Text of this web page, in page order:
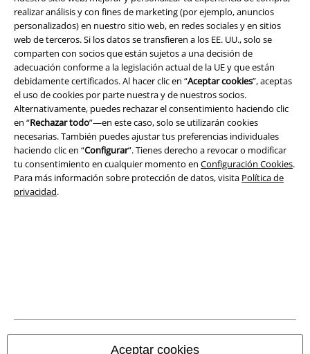
realizar análisis y con fines de marketing (por ejemplo, anuncios
personalizados) en nuestro sitio web, en redes sociales y en sitios
web de terceros. Si los datos se transfieren a los EE. UU., solo se
comparten con socios que están sujetos a una decisión de
adecuación conforme a la legislación actual de la UE y que están
debidamente certificados. Al hacer clic en “Aceptar cookies”, aceptas
el uso de cookies por parte nuestra y de nuestros socios.
Alternativamente, puedes rechazar el consentimiento haciendo clic
en “Rechazar todo”—en este caso, solo se utilizarán cookies
necesarias. También puedes ajustar tus preferencias individuales
haciendo clic en “Configurar”. Tienes derecho a revocar o modificar
tu consentimiento en cualquier momento en Configuración Cookies.
Para más información sobre protección de datos, visita Política de
privacidad.
Aceptar cookies
Legal
Términos y Condiciones
Aviso Legal
Ley protección de datos
Eliminación de residuos y protección del medioambiente
Todos los precios incluyen el IVA pero no losgastos de transporte